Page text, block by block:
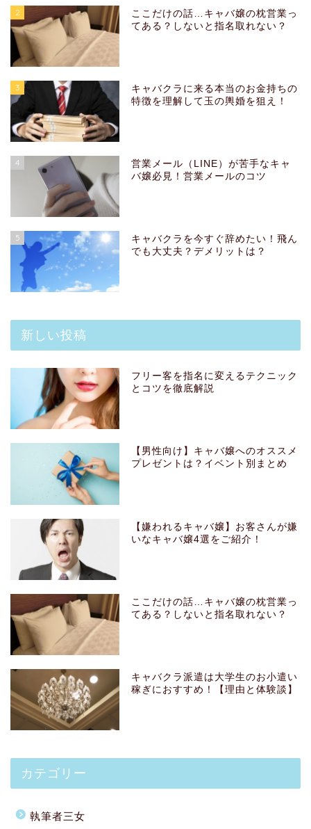
2
ここだけの話…キャバ嬢の枕営業っ
てある？しないと指名取れない？
3
キャバクラに来る本当のお金持ちの
特徴を理解して玉の輿婚を狙え！
4
営業メール（LINE）が苦手なキャ
バ嬢必見！営業メールのコツ
5
キャバクラを今すぐ辞めたい！飛ん
でも大丈夫？デメリットは？
新しい投稿
フリー客を指名に変えるテクニック
とコツを徹底解説
【男性向け】キャバ嬢へのオススメ
プレゼントは？イベント別まとめ
【嫌われるキャバ嬢】お客さんが嫌
いなキャバ嬢4選をご紹介！
ここだけの話…キャバ嬢の枕営業っ
てある？しないと指名取れない？
キャバクラ派遣は大学生のお小遣い
稼ぎにおすすめ！【理由と体験談】
カテゴリー
執筆者三女